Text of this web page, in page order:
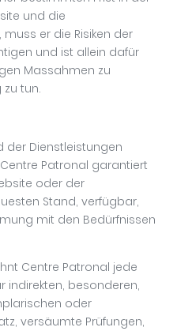
und die
er die Risiken der
und ist allein dafür
Massahmen zu
tun.
der Dienstleistungen
Patronal garantiert
oder der
Stand, verfügbar,
mit den Bedürfnissen
Centre Patronal jede
indirekten, besonderen,
oder
versäumte Prüfungen,